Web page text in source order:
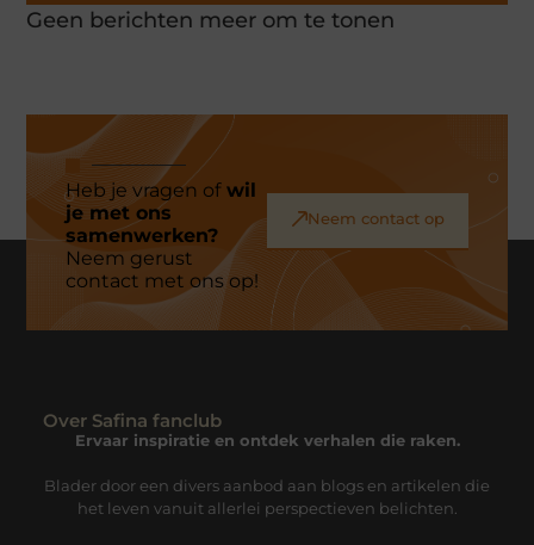
Geen berichten meer om te tonen
Heb je vragen ofwil
je met ons
samenwerken?
Neem gerust
contact met ons op!
Neem contact op
Over Safina fanclub
Ervaar inspiratie en ontdek verhalen die raken.
Blader door een divers aanbod aan blogs en artikelen die
het leven vanuit allerlei perspectieven belichten.